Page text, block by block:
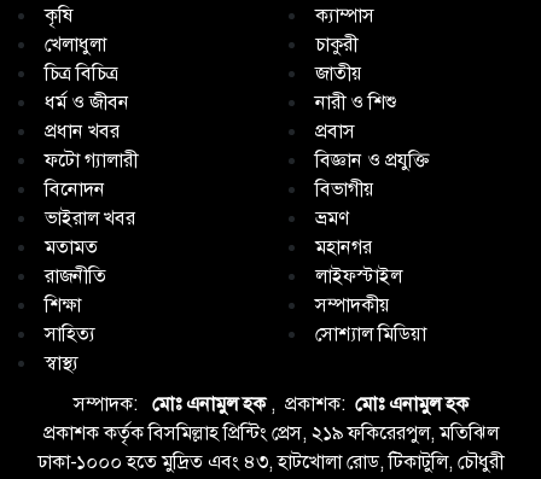
কৃষি
ক্যাম্পাস
খেলাধুলা
চাকুরী
চিত্র বিচিত্র
জাতীয়
ধর্ম ও জীবন
নারী ও শিশু
প্রধান খবর
প্রবাস
ফটো গ্যালারী
বিজ্ঞান ও প্রযুক্তি
বিনোদন
বিভাগীয়
ভাইরাল খবর
ভ্রমণ
মতামত
মহানগর
রাজনীতি
লাইফস্টাইল
শিক্ষা
সম্পাদকীয়
সাহিত্য
সোশ্যাল মিডিয়া
স্বাস্থ্য
সম্পাদক: মোঃ এনামুল হক, প্রকাশক: মোঃ এনামুল হক
প্রকাশক কর্তৃক বিসমিল্লাহ প্রিন্টিং প্রেস, ২১৯ ফকিরেরপুল, মতিঝিল
ঢাকা-১০০০ হতে মুদ্রিত এবং ৪৩, হাটখোলা রোড, টিকাটুলি, চৌধুরী